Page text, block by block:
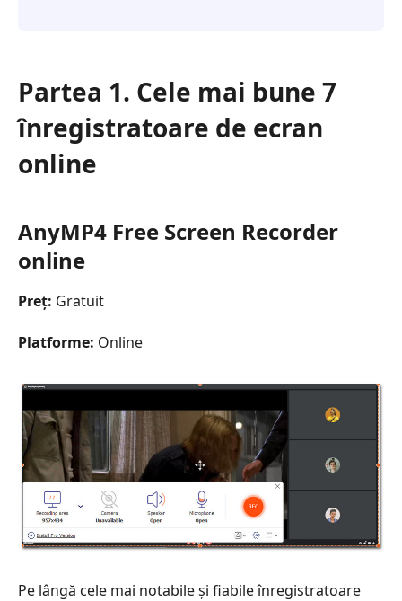
Partea 1. Cele mai bune 7
înregistratoare de ecran
online
AnyMP4 Free Screen Recorder
online
Preț: Gratuit
Platforme: Online
Pe lângă cele mai notabile și fiabile înregistratoare